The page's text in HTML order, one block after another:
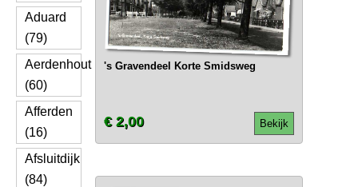
Aduard
(79)
Aerdenhout
(60)
Afferden
(16)
Afsluitdijk
(84)
's Gravendeel Korte Smidsweg
Bekijk
€ 2,00